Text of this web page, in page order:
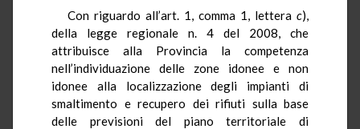
Con riguardo all’art. 1, comma 1, lettera c),
della legge regionale n. 4 del 2008, che
attribuisce alla Provincia la competenza
nell’individuazione delle zone idonee e non
idonee alla localizzazione degli impianti di
smaltimento e recupero dei rifiuti sulla base
delle previsioni del piano territoriale di